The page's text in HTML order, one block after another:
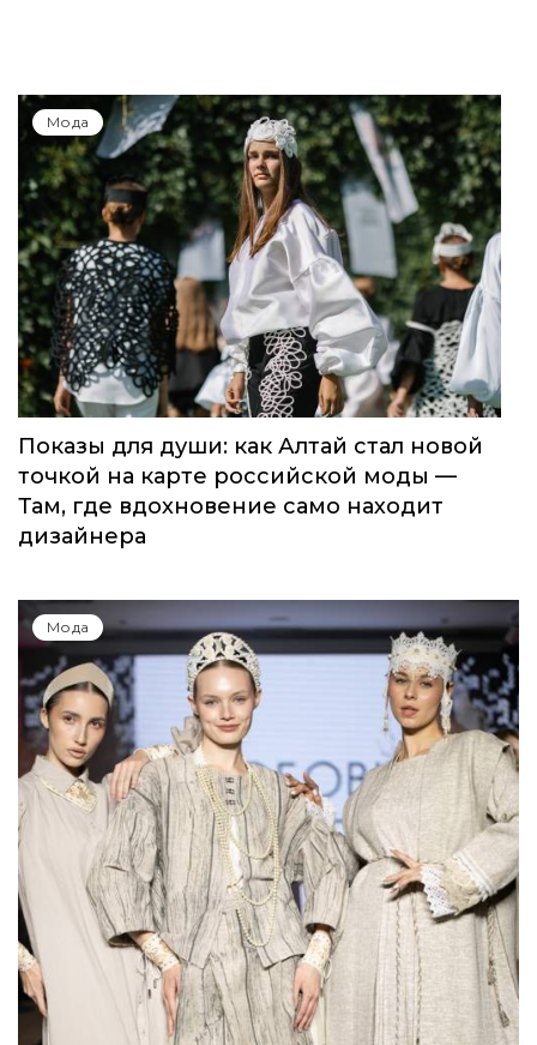
Мода
Показы для души: как Алтай стал новой
точкой на карте российской моды —
Там, где вдохновение само находит
дизайнера
Мода